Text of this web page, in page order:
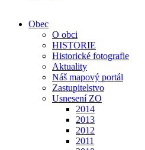
Obec
O obci
HISTORIE
Historické fotografie
Aktuality
Náš mapový portál
Zastupitelstvo
Usnesení ZO
2014
2013
2012
2011